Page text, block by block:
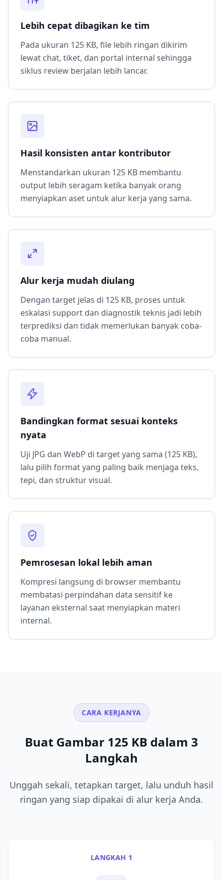
Lebih cepat dibagikan ke tim
Pada ukuran 125 KB, file lebih ringan dikirim
lewat chat, tiket, dan portal internal sehingga
siklus review berjalan lebih lancar.
Hasil konsisten antar kontributor
Menstandarkan ukuran 125 KB membantu
output lebih seragam ketika banyak orang
menyiapkan aset untuk alur kerja yang sama.
Alur kerja mudah diulang
Dengan target jelas di 125 KB, proses untuk
eskalasi support dan diagnostik teknis jadi lebih
terprediksi dan tidak memerlukan banyak coba-
coba manual.
Bandingkan format sesuai konteks
nyata
Uji JPG dan WebP di target yang sama (125 KB),
lalu pilih format yang paling baik menjaga teks,
tepi, dan struktur visual.
Pemrosesan lokal lebih aman
Kompresi langsung di browser membantu
membatasi perpindahan data sensitif ke
layanan eksternal saat menyiapkan materi
internal.
CARA KERJANYA
Buat Gambar 125 KB dalam 3
Langkah
Unggah sekali, tetapkan target, lalu unduh hasil
ringan yang siap dipakai di alur kerja Anda.
LANGKAH 1